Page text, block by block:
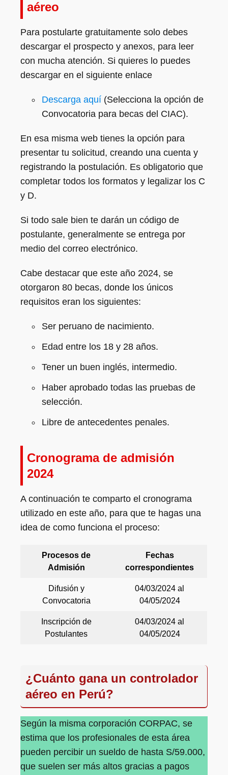
aéreo
Para postularte gratuitamente solo debes
descargar el prospecto y anexos, para leer
con mucha atención. Si quieres lo puedes
descargar en el siguiente enlace
Descarga aquí (Selecciona la opción de
Convocatoria para becas del CIAC).
En esa misma web tienes la opción para
presentar tu solicitud, creando una cuenta y
registrando la postulación. Es obligatorio que
completar todos los formatos y legalizar los C
y D.
Si todo sale bien te darán un código de
postulante, generalmente se entrega por
medio del correo electrónico.
Cabe destacar que este año 2024, se
otorgaron 80 becas, donde los únicos
requisitos eran los siguientes:
Ser peruano de nacimiento.
Edad entre los 18 y 28 años.
Tener un buen inglés, intermedio.
Haber aprobado todas las pruebas de
selección.
Libre de antecedentes penales.
Cronograma de admisión
2024
A continuación te comparto el cronograma
utilizado en este año, para que te hagas una
idea de como funciona el proceso:
Procesos de
Admisión
Fechas
correspondientes
Difusión y
Convocatoria
04/03/2024 al
04/05/2024
Inscripción de
Postulantes
04/03/2024 al
04/05/2024
¿Cuánto gana un controlador
aéreo en Perú?
Según la misma corporación CORPAC, se
estima que los profesionales de esta área
pueden percibir un sueldo de hasta S/59.000,
que suelen ser más altos gracias a pagos